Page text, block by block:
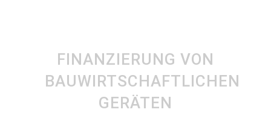
FINANZIERUNG VON
BAUWIRTSCHAFTLICHEN
GERÄTEN